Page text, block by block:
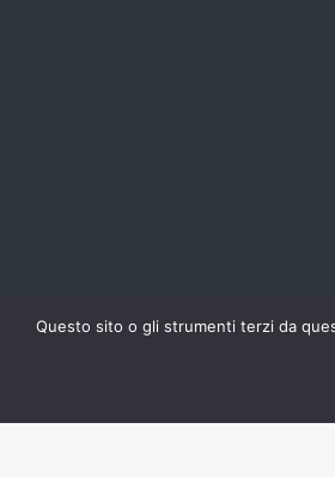
Questo sito o gli strumenti terzi da